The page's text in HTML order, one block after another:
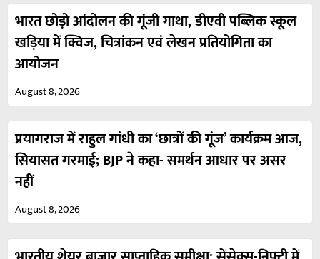
भारत छोड़ो आंदोलन की गूंजी गाथा, डीएवी पब्लिक स्कूल
खड़िया में क्विज, चित्रांकन एवं लेखन प्रतियोगिता का
आयोजन
August 8, 2026
प्रयागराज में राहुल गांधी का ‘छात्रों की गूंज’ कार्यक्रम आज,
सियासत गरमाई; BJP ने कहा- समर्थन आधार पर असर
नहीं
August 8, 2026